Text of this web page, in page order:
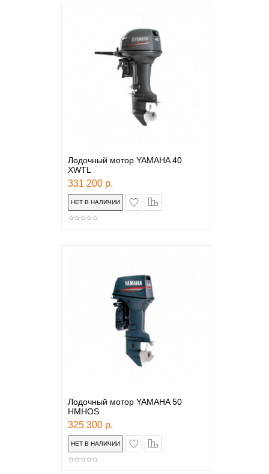
Лодочный мотор YAMAHA 40
XWTL
331 200 р.
в закладки
Лодочный мотор YAMAHA 50
HMHOS
325 300 р.
в закладки